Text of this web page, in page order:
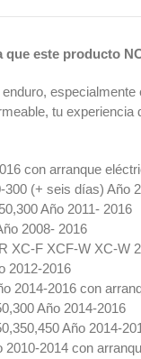
que este producto
tu
con arranque
(+ seis días) Año
Año 2011- 2016
2008- 2016
XC-F XCF-W XC-W
2012-2016
2014-2016 con
Año 2014-2016
Año 2014-
2014 con